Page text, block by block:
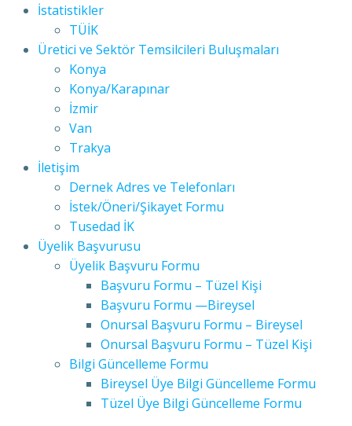
İstatistikler
TÜİK
Üretici ve Sektör Temsilcileri Buluşmaları
Konya
Konya/Karapınar
İzmir
Van
Trakya
İletişim
Dernek Adres ve Telefonları
İstek/Öneri/Şikayet Formu
Tusedad İK
Üyelik Başvurusu
Üyelik Başvuru Formu
Başvuru Formu – Tüzel Kişi
Başvuru Formu —Bireysel
Onursal Başvuru Formu – Bireysel
Onursal Başvuru Formu – Tüzel Kişi
Bilgi Güncelleme Formu
Bireysel Üye Bilgi Güncelleme Formu
Tüzel Üye Bilgi Güncelleme Formu